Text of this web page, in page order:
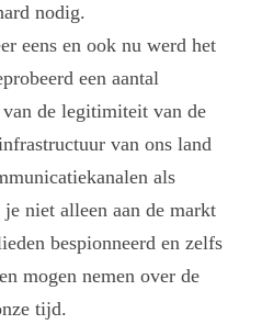
nodig.
eens en ook nu werd het
een aantal
de legitimiteit van de
van ons land
als
niet alleen aan de markt
bespionneerd en zelfs
mogen nemen over de
tijd.